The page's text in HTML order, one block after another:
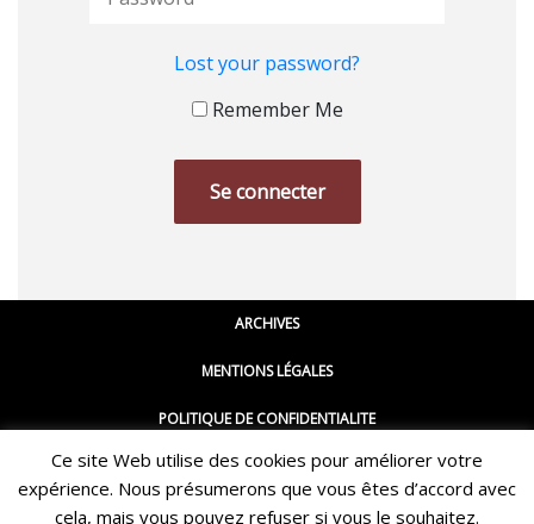
Lost your password?
Remember Me
Vous n'avez pas encore de compte ?
ARCHIVES
MENTIONS LÉGALES
POLITIQUE DE CONFIDENTIALITE
CGU
CONTACT
Restez informé·e des dernières actualités du Poing !
Ce site Web utilise des cookies pour améliorer votre
expérience. Nous présumerons que vous êtes d’accord avec
cela, mais vous pouvez refuser si vous le souhaitez.